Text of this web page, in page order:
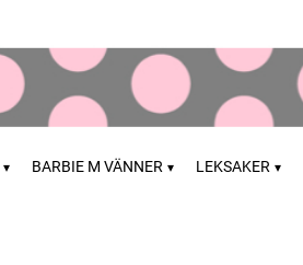
BARBIE M VÄNNER LEKSAKER